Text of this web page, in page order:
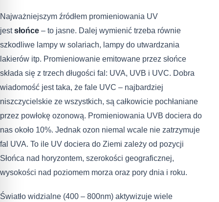
Najważniejszym źródłem promieniowania UV
jestsłońce – to jasne. Dalej wymienić trzeba równie
szkodliwe lampy w solariach, lampy do utwardzania
lakierów itp. Promieniowanie emitowane przez słońce
składa się z trzech długości fal: UVA, UVB i UVC. Dobra
wiadomość jest taka, że fale UVC – najbardziej
niszczycielskie ze wszystkich, są całkowicie pochłaniane
przez powłokę ozonową. Promieniowania UVB dociera do
nas około 10%. Jednak ozon niemal wcale nie zatrzymuje
fal UVA. To ile UV dociera do Ziemi zależy od pozycji
Słońca nad horyzontem, szerokości geograficznej,
wysokości nad poziomem morza oraz pory dnia i roku.
Światło widzialne (400 – 800nm) aktywizuje wiele